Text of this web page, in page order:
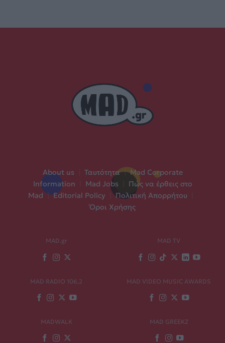
About us Ταυτότητα | Mad Corporate
Information
Mad Jobs
Πώς να έρθεις στο
Mad | Editorial Policy Πολιτική Απορρήτου
Όροι Χρήσης
MAD.gr MAD TV
MAD RADIO 106,2 MAD VIDEO MUSIC AWARDS
MADWALK MAD GREEKZ